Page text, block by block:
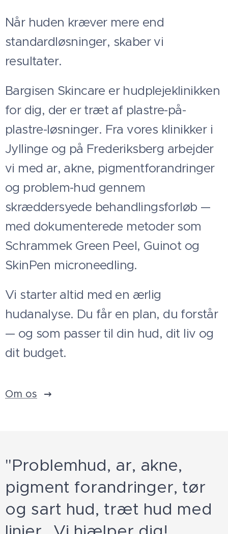
Når huden kræver mere end
standardløsninger, skaber vi
resultater.
Bargisen Skincare er hudplejeklinikken
for dig, der er træt af plastre-på-
plastre-løsninger. Fra vores klinikker i
Jyllinge og på Frederiksberg arbejder
vi med ar, akne, pigmentforandringer
og problem-hud gennem
skræddersyede behandlingsforløb —
med dokumenterede metoder som
Schrammek Green Peel, Guinot og
SkinPen microneedling.
Vi starter altid med en ærlig
hudanalyse. Du får en plan, du forstår
— og som passer til din hud, dit liv og
dit budget.
Om os
"Problemhud, ar, akne,
pigment forandringer, tør
og sart hud, træt hud med